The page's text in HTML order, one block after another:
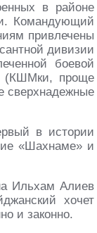
в районе
Командующий
привлечены
дивизии
боевой
(КШМки, проще
сверхнадежные
в истории
«Шахнаме» и
Ильхам Алиев
хочет
и законно.